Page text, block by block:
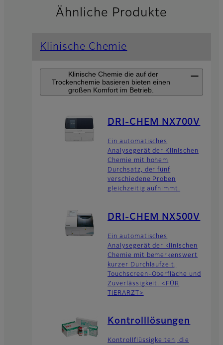
Ähnliche Produkte
Klinische Chemie
Klinische Chemie die auf der
Trockenchemie basieren bieten einen
großen Komfort im Betrieb.
DRI-CHEM NX700V
Ein automatisches
Analysegerät der Klinischen
Chemie mit hohem
Durchsatz, der fünf
verschiedene Proben
gleichzeitig aufnimmt.
DRI-CHEM NX500V
Ein automatisches
Analysegerät der klinischen
Chemie mit bemerkenswert
kurzer Durchlaufzeit,
Touchscreen-Oberfläche und
Zuverlässigkeit. <FÜR
TIERARZT>
Kontrolllösungen
Kontrollflüssigkeiten, die